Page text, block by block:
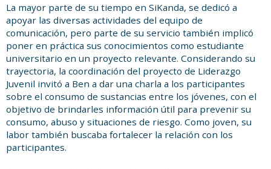
La mayor parte de su tiempo en SiKanda, se dedicó a
apoyar las diversas actividades del equipo de
comunicación, pero parte de su servicio también implicó
poner en práctica sus conocimientos como estudiante
universitario en un proyecto relevante. Considerando su
trayectoria, la coordinación del proyecto de Liderazgo
Juvenil invitó a Ben a dar una charla a los participantes
sobre el consumo de sustancias entre los jóvenes, con el
objetivo de brindarles información útil para prevenir su
consumo, abuso y situaciones de riesgo. Como joven, su
labor también buscaba fortalecer la relación con los
participantes.